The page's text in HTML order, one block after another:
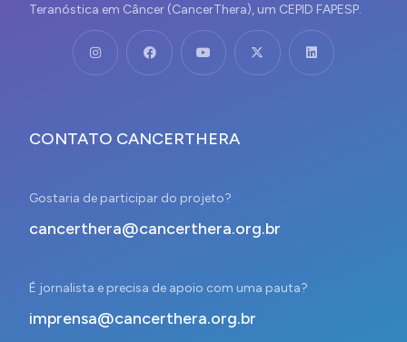
Teranóstica em Câncer (CancerThera), um CEPID FAPESP.
CONTATO CANCERTHERA
Gostaria de participar do projeto?
cancerthera@cancerthera.org.br
É jornalista e precisa de apoio com uma pauta?
imprensa@cancerthera.org.br